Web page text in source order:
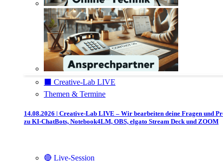
⬛️ Creative-Lab LIVE
Themen & Termine
14.08.2026 | Creative-Lab LIVE – Wir bearbeiten deine Fragen und
zu KI-ChatBots, Notebook4LM, OBS, elgato Stream Deck und ZOOM
🔴 Live-Session